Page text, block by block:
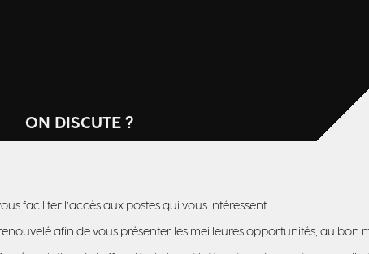
ON DISCUTE ?
faciliter l’accès aux postes qui vous intéressent.
afin de vous présenter les meilleures opportunités, au bon